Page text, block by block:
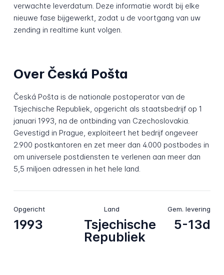
verwachte leverdatum. Deze informatie wordt bij elke
nieuwe fase bijgewerkt, zodat u de voortgang van uw
zending in realtime kunt volgen.
Over Česká Pošta
Česká Pošta is de nationale postoperator van de
Tsjechische Republiek, opgericht als staatsbedrijf op 1
januari 1993, na de ontbinding van Czechoslovakia.
Gevestigd in Prague, exploiteert het bedrijf ongeveer
2.900 postkantoren en zet meer dan 4.000 postbodes in
om universele postdiensten te verlenen aan meer dan
5,5 miljoen adressen in het hele land.
Opgericht
1993
Land
Tsjechische
Republiek
Gem. levering
5-13d